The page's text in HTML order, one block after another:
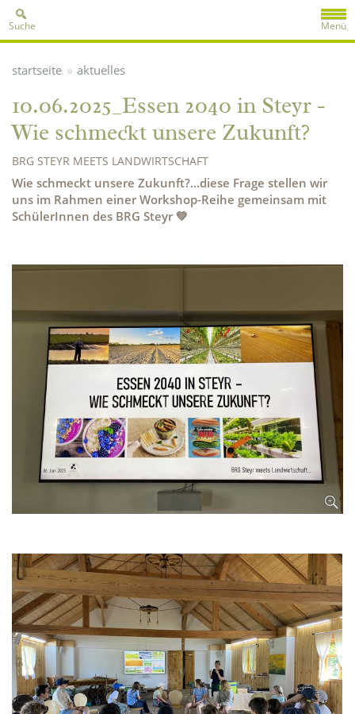
Menü
Suche
startseite » aktuelles
10.06.2025_Essen 2040 in Steyr -
Wie schmeckt unsere Zukunft?
BRG STEYR MEETS LANDWIRTSCHAFT
Wie schmeckt unsere Zukunft?...diese Frage stellen wir
uns im Rahmen einer Workshop-Reihe gemeinsam mit
SchülerInnen des BRG Steyr 💚